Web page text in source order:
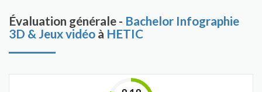
Évaluation générale - Bachelor Infographie
3D & Jeux vidéo à HETIC